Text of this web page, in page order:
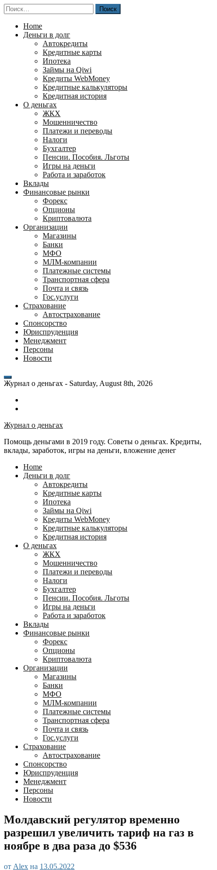
Перейти
к
содержимому
Найти:
Home
Деньги в долг
Автокредиты
Кредитные карты
Ипотека
Займы на Qiwi
Кредиты WebMoney
Кредитные калькуляторы
Кредитная история
О деньгах
ЖКХ
Мошенничество
Платежи и переводы
Налоги
Бухгалтер
Пенсии. Пособия. Льготы
Игры на деньги
Работа и заработок
Вклады
Финансовые рынки
Форекс
Опционы
Криптовалюта
Организации
Магазины
Банки
МФО
МЛМ-компании
Платежные системы
Транспортная сфера
Почта и связь
Гос.услуги
Страхование
Автострахование
Спонсорство
Юриспруденция
Менеджмент
Персоны
Новости
Журнал о деньгах - Saturday, August 8th, 2026
банка
24
для
лиц
взять
WebMoney?
Журнал о деньгах
Помощь деньгами в 2019 году. Советы о деньгах. Кредиты,
вклады, заработок, игры на деньги, вложение денег
Home
Деньги в долг
Автокредиты
Кредитные карты
Ипотека
Займы на Qiwi
Кредиты WebMoney
Кредитные калькуляторы
Кредитная история
О деньгах
ЖКХ
Мошенничество
Платежи и переводы
Налоги
Бухгалтер
Пенсии. Пособия. Льготы
Игры на деньги
Работа и заработок
Вклады
Финансовые рынки
Форекс
Опционы
Криптовалюта
Организации
Магазины
Банки
МФО
МЛМ-компании
Платежные системы
Транспортная сфера
Почта и связь
Гос.услуги
Страхование
Автострахование
Спонсорство
Юриспруденция
Менеджмент
Персоны
Новости
Молдавский регулятор временно
разрешил увеличить тариф на газ в
ноябре в два раза до $536
от Alex на 13.05.2022